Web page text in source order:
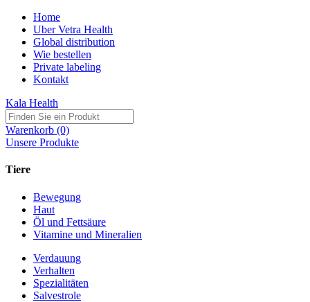
Home
Uber Vetra Health
Global distribution
Wie bestellen
Private labeling
Kontakt
Kala Health
Warenkorb (0)
Unsere Produkte
Tiere
Bewegung
Haut
Öl und Fettsäure
Vitamine und Mineralien
Verdauung
Verhalten
Spezialitäten
Salvestrole